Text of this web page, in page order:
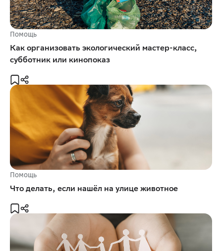
Помощь
Как организовать экологический мастер-класс,
субботник или кинопоказ
Помощь
Что делать, если нашёл на улице животное